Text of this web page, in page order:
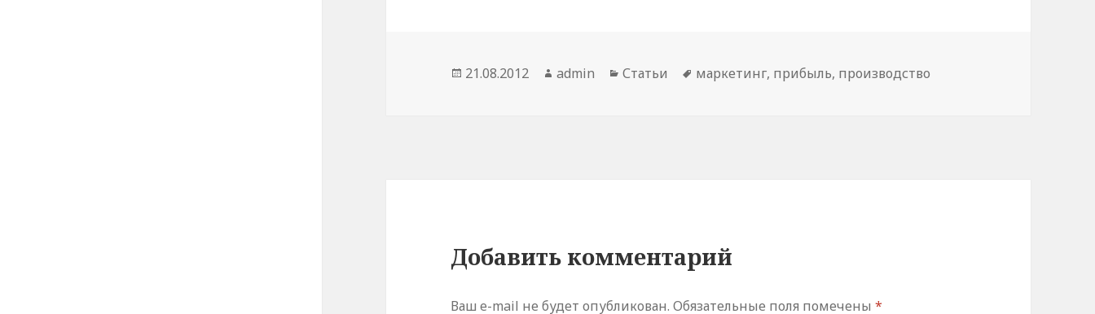
Опубликовано
21.08.2012 Автор
admin Рубрики
Статьи Метки
маркетинг, прибыль, производство
Добавить комментарий
Ваш e-mail не будет опубликован. Обязательные поля помечены*